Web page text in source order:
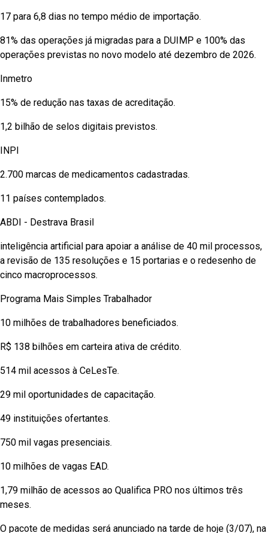
17 para 6,8 dias no tempo médio de importação.
81% das operações já migradas para a DUIMP e 100% das
operações previstas no novo modelo até dezembro de 2026.
Inmetro
15% de redução nas taxas de acreditação.
1,2 bilhão de selos digitais previstos.
INPI
2.700 marcas de medicamentos cadastradas.
11 países contemplados.
ABDI - Destrava Brasil
inteligência artificial para apoiar a análise de 40 mil processos,
a revisão de 135 resoluções e 15 portarias e o redesenho de
cinco macroprocessos.
Programa Mais Simples Trabalhador
10 milhões de trabalhadores beneficiados.
R$ 138 bilhões em carteira ativa de crédito.
514 mil acessos à CeLesTe.
29 mil oportunidades de capacitação.
49 instituições ofertantes.
750 mil vagas presenciais.
10 milhões de vagas EAD.
1,79 milhão de acessos ao Qualifica PRO nos últimos três
meses.
O pacote de medidas será anunciado na tarde de hoje (3/07), na